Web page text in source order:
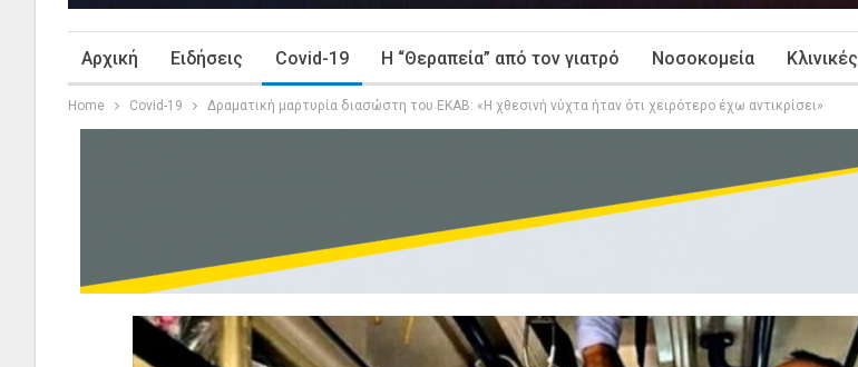
Αρχική Ειδήσεις Covid-19 Η “Θεραπεία” από τον γιατρό Νοσοκομεία Κλινικές
Home Covid-19 Δραματική μαρτυρία διασώστη του ΕΚΑΒ: «Η χθεσινή νύχτα ήταν ότι χειρότερο έχω αντικρίσει»